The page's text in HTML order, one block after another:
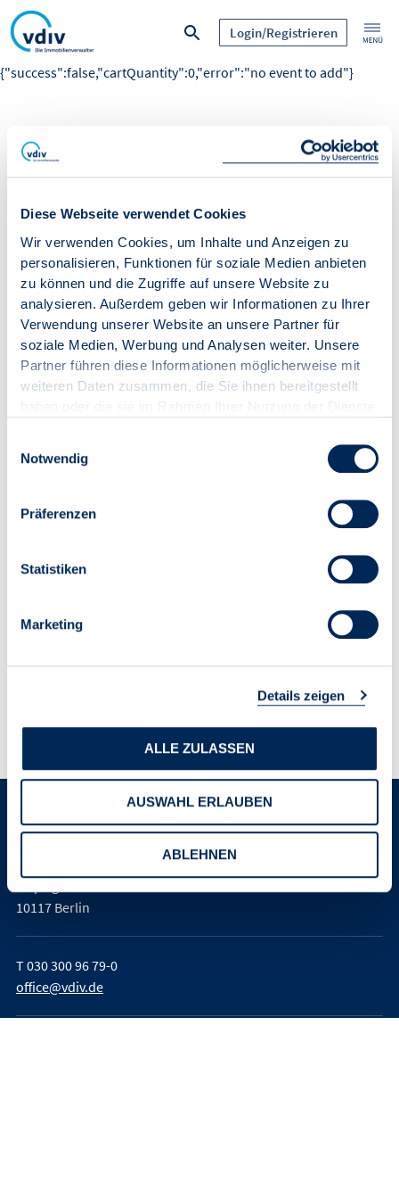
Diese Webseite verwendet Cookies
Wir verwenden Cookies, um Inhalte und Anzeigen zu
personalisieren, Funktionen für soziale Medien anbieten
zu können und die Zugriffe auf unsere Website zu
analysieren. Außerdem geben wir Informationen zu Ihrer
Verwendung unserer Website an unsere Partner für
soziale Medien, Werbung und Analysen weiter. Unsere
Partner führen diese Informationen möglicherweise mit
weiteren Daten zusammen, die Sie ihnen bereitgestellt
Notwendig
Präferenzen
Statistiken
Marketing
Details zeigen
ALLE ZULASSEN
AUSWAHL ERLAUBEN
ABLEHNEN
Login/Registrieren
{"success":false,"cartQuantity":0,"error":"no event to add"}
Verband der Immobilienverwalter
Deutschland e. V. (VDIV Deutschland)
10117 Berlin
T030 300 96 79-0
office@vdiv.de